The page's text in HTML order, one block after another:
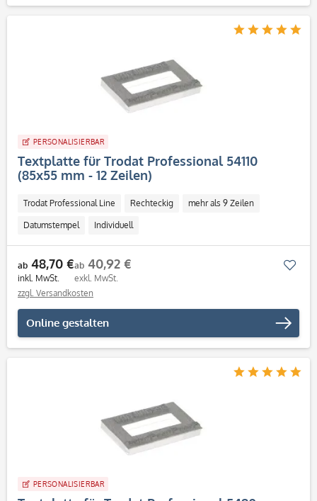
PERSONALISIERBAR
Textplatte für Trodat Professional 54110
(85x55 mm - 12 Zeilen)
Trodat Professional Line Rechteckig mehr als 9 Zeilen
Datumstempel Individuell
ab 48,70 €
inkl. MwSt.
ab 40,92 €
exkl. MwSt.
zzgl. Versandkosten
Online gestalten
PERSONALISIERBAR